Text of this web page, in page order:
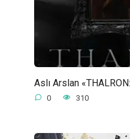
Aslı Arslan
0 310